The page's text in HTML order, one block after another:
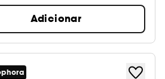
Adicionar